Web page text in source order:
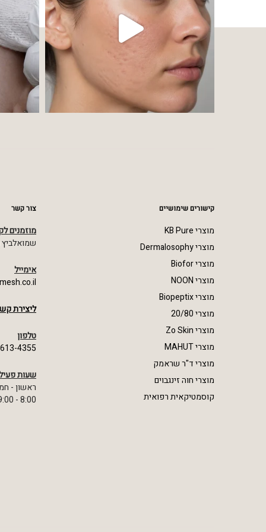
קישורים שימושיים
מוצרי KB Pure
מוצרי Dermalosophy
מוצרי Biofor
מוצרי NOON
מוצרי Biopeptix
מוצרי 20/80
מוצרי Zo Skin
מוצרי MAHUT
מוצרי ד"ר שראמק
מוצרי חוה זינגבוים
קוסמטיקאית רפואית
צור קשר
מוזמנים
שמואלביץ מרדכי
אימייל
ליצירת
טלפון
4355
שעות
ראשון -
8:00 - 19:00